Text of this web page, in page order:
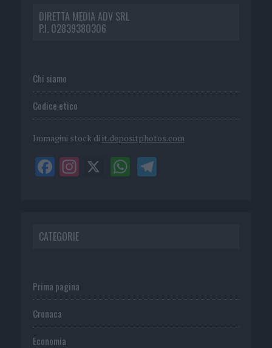
DIRETTA MEDIA ADV SRL
P.I. 02839380306
Chi siamo
Codice etico
Immagini stock di it.depositphotos.com
CATEGORIE
Prima pagina
Cronaca
Economia